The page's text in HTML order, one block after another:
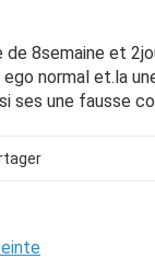
de 8semaine et
normal et.la
ses une fausse